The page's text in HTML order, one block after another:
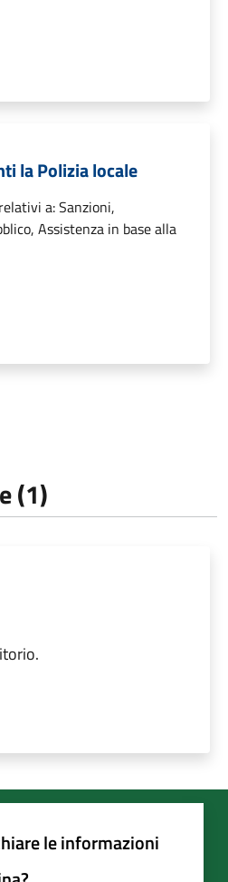
la Polizia locale
a: Sanzioni,
Assistenza in base alla
(1)
le informazioni